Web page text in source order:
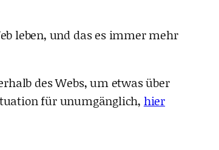
leben, und das es immer mehr
des Webs, um etwas über
für unumgänglich, hier